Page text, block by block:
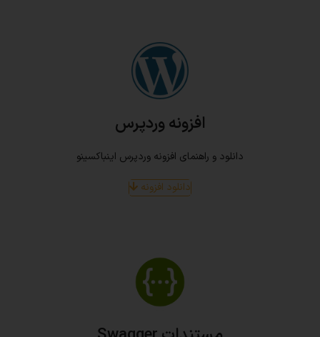
افزونه وردپرس
دانلود و راهنمای افزونه وردپرس اینباکسینو
دانلود افزونه